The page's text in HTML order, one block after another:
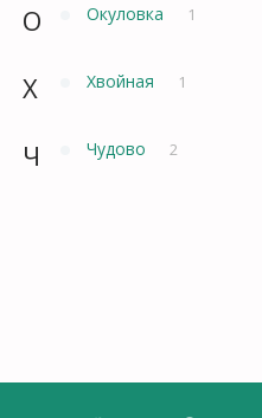
О Окуловка 1
Х Хвойная 1
Ч Чудово 2